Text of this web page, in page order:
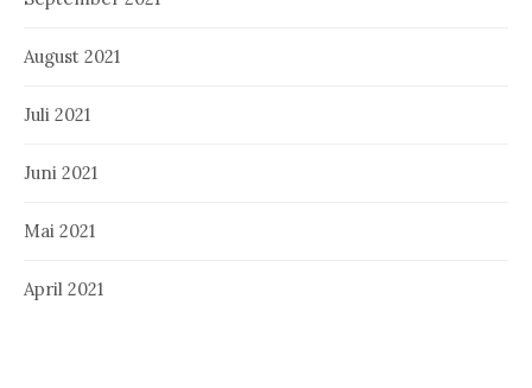
August 2021
Juli 2021
Juni 2021
Mai 2021
April 2021